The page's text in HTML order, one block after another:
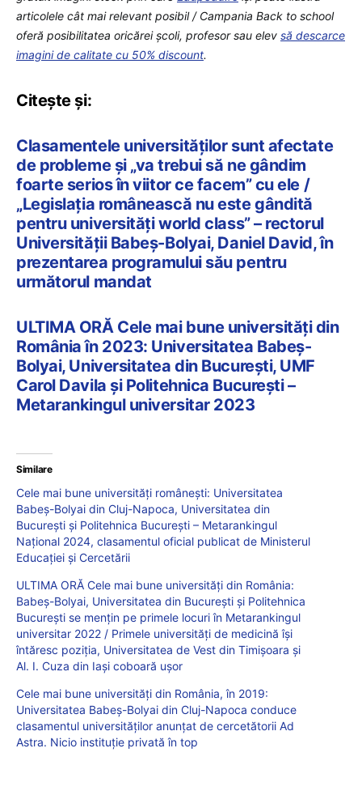
articolele cât mai relevant posibil / Campania Back to school
oferă posibilitatea oricărei școli, profesor sau elev să descarce
imagini de calitate cu 50% discount.
Citește și:
Clasamentele universităților sunt afectate
de probleme și „va trebui să ne gândim
foarte serios în viitor ce facem” cu ele /
„Legislația românească nu este gândită
pentru universități world class” – rectorul
Universității Babeș-Bolyai, Daniel David, în
prezentarea programului său pentru
următorul mandat
ULTIMA ORĂ Cele mai bune universități din
România în 2023: Universitatea Babeș-
Bolyai, Universitatea din București, UMF
Carol Davila și Politehnica București –
Metarankingul universitar 2023
Similare
Cele mai bune universități românești: Universitatea
Babeș-Bolyai din Cluj-Napoca, Universitatea din
București și Politehnica București – Metarankingul
Național 2024, clasamentul oficial publicat de Ministerul
Educației și Cercetării
ULTIMA ORĂ Cele mai bune universități din România:
Babeș-Bolyai, Universitatea din București și Politehnica
București se mențin pe primele locuri în Metarankingul
universitar 2022 / Primele universități de medicină își
întăresc poziția, Universitatea de Vest din Timișoara și
Al. I. Cuza din Iași coboară ușor
Cele mai bune universități din România, în 2019:
Universitatea Babeș-Bolyai din Cluj-Napoca conduce
clasamentul universităților anunțat de cercetătorii Ad
Astra. Nicio instituție privată în top